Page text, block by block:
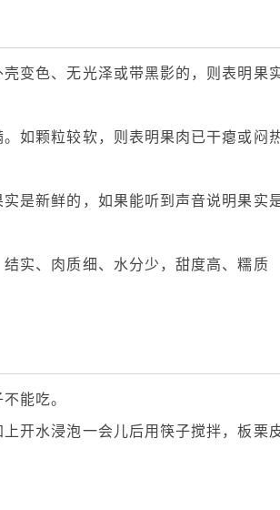
变色、无光泽或带黑影的，则表明果
如颗粒较软，则表明果肉已干瘪或闷
是新鲜的，如果能听到声音说明果实
实、肉质细、水分少，甜度高、糯质
能吃。
开水浸泡一会儿后用筷子搅拌，板栗